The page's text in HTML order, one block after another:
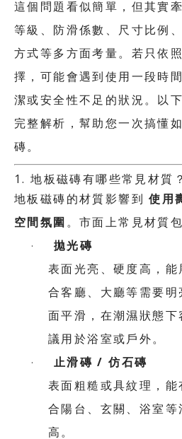
這個問題看似簡單，但其實
等級、防滑係數、尺寸比例
方式等多方面考量。若只依
擇，可能會遇到使用一段時
潔或安全性不足的狀況。以
完整解析，幫助您一次搞懂
磚。
1.地板磁磚有哪些常見材質？
地板磁磚的材質影響到使用
空間氛圍 。市面上常見材質包
· 拋光磚
表面光亮、硬度高，能
合客廳、大廳等需要明
面平滑，在潮濕狀態下
議用於浴室或戶外。
· 止滑磚 /仿石磚
表面粗糙或具紋理，能
合陽台、玄關、浴室等
高。